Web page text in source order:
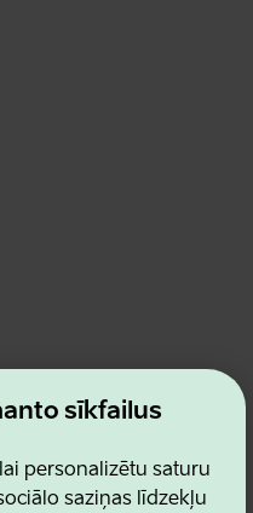
sīkfailus
personalizētu saturu
saziņas līdzekļu
Agency
politika